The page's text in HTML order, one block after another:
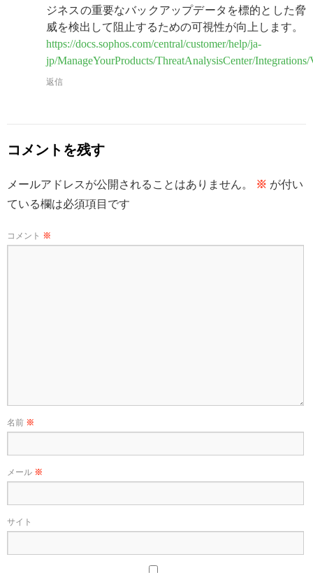
ジネスの重要なバックアップデータを標的とした脅
威を検出して阻止するための可視性が向上します。
https://docs.sophos.com/central/customer/help/ja-
jp/ManageYourProducts/ThreatAnalysisCenter/
返信
コメントを残す
メールアドレスが公開されることはありません。 ※ が付い
ている欄は必須項目です
コメント ※
名前 ※
メール ※
サイト